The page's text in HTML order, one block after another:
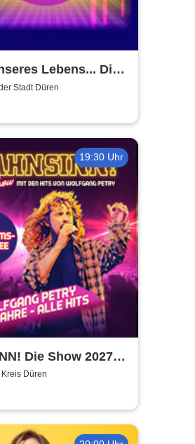
Lebens... Die
Stadt Düren
19:30 Uhr
Die Show 2027 -
- Mit
Wolfgang Petry
Düren